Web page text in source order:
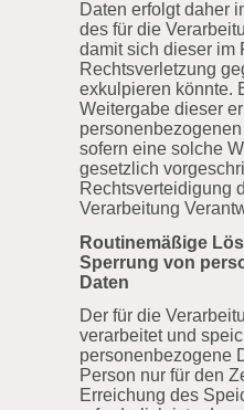
Daten erfolgt daher
des für die
damit sich dieser im
Rechtsverletzung
exkulpieren könnte.
Weitergabe dieser
sofern eine solche
gesetzlich
Rechtsverteidigung
Verarbeitung
Routinemäßige
Sperrung von
Daten
Der für die
verarbeitet und
personenbezogene
Person nur für den
Erreichung des